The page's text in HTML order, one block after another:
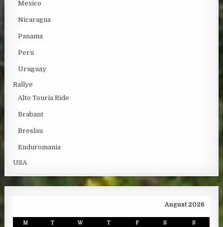
Mexico
Nicaragua
Panama
Peru
Uruguay
Rallye
Alto Touria Ride
Brabant
Breslau
Enduromania
USA
August 2026
M T W T F S S